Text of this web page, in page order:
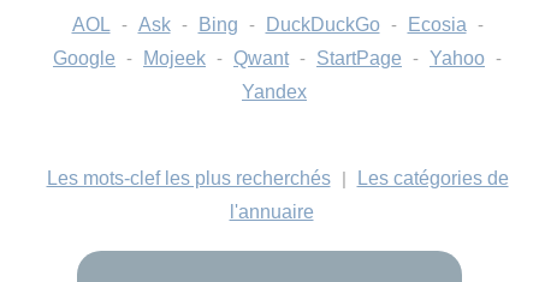
AOL - Ask - Bing - DuckDuckGo - Ecosia -
Google - Mojeek - Qwant - StartPage - Yahoo -
Yandex
Les mots-clef les plus recherchés |
Les catégories de
l'annuaire